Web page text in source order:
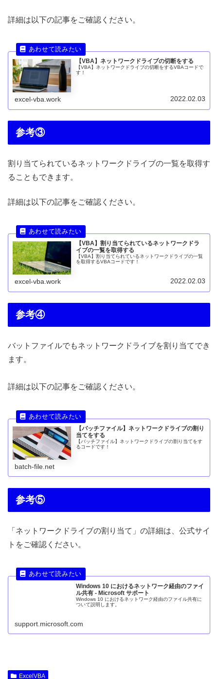
詳細は以下の記事をご確認ください。
【VBA】ネットワークドライブの切断をする
【VBA】ネットワークドライブの切断をするVBAコードで
す！
excel-vba.work 2022.02.03
参考③
割り当てられているネットワークドライブの一覧を取得す
ることもできます。
詳細は以下の記事をご確認ください。
【VBA】割り当てられているネットワークドラ
イブの一覧を取得する
【VBA】割り当てられているネットワークドライブの一覧
を取得するVBAコードです！
excel-vba.work 2022.02.03
参考④
バットファイルでもネットワークドライブを割り当てでき
ます。
詳細は以下の記事をご確認ください。
【バッチファイル】ネットワークドライブの割り
当てをする
【バッチファイル】ネットワークドライブの割り当てをす
るコードです！
batch-file.net
参考⑤
「ネットワークドライブの割り当て」の詳細は、公式サイ
トをご確認ください。
Windows 10 におけるネットワーク経由のファイ
ル共有 - Microsoft サポート
Windows 10 におけるネットワーク経由のファイル共有に
ついて説明します。
support.microsoft.com
ExcelVBA